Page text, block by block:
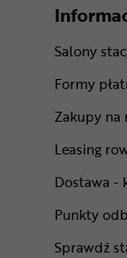
Salony
Formy
Zakupy na
Leasing
Dostawa -
Punkty
Sprawdź